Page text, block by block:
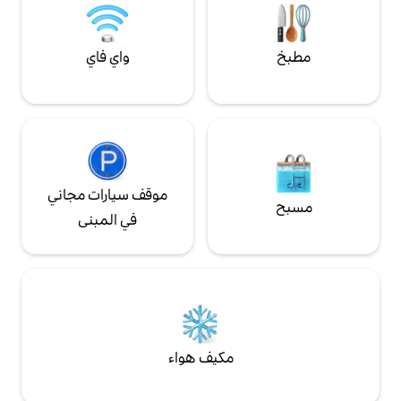
واي فاي
موقف سيارات مجاني
في المبنى